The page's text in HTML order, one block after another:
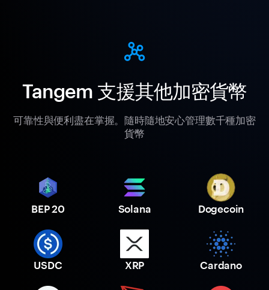
Tangem 支援其他加密貨幣
可靠性與便利盡在掌握。隨時隨地安心管理數千種加密
貨幣
BEP 20 Solana Dogecoin
USDC XRP Cardano